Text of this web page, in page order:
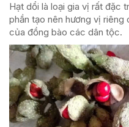
Hạt dổi là loại gia vị rất đặc
phần tạo nên hương vị riêng
của đồng bào các dân tộc.